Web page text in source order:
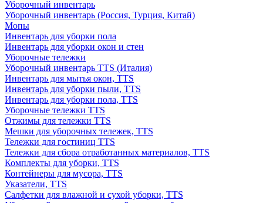
Уборочный инвентарь
Уборочный инвентарь (Россия, Турция, Китай)
Мопы
Инвентарь для уборки пола
Инвентарь для уборки окон и стен
Уборочные тележки
Уборочный инвентарь TTS (Италия)
Инвентарь для мытья окон, TTS
Инвентарь для уборки пыли, TTS
Инвентарь для уборки пола, TTS
Уборочные тележки TTS
Отжимы для тележки TTS
Мешки для уборочных тележек, TTS
Тележки для гостиниц TTS
Тележки для сбора отработанных материалов, TTS
Комплекты для уборки, TTS
Контейнеры для мусора, TTS
Указатели, TTS
Салфетки для влажной и сухой уборки, TTS